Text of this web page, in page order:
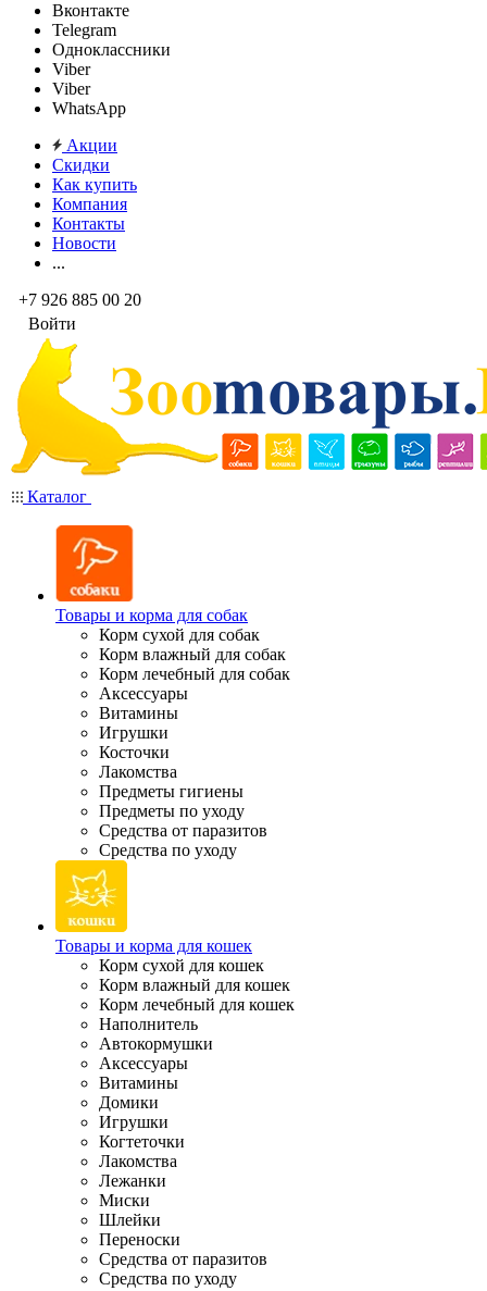
Вконтакте
Telegram
Одноклассники
Viber
Viber
WhatsApp
Акции
Скидки
Как купить
Компания
Контакты
Новости
...
+7 926 885 00 20
Войти
Каталог
Товары и корма для собак
Корм сухой для собак
Корм влажный для собак
Корм лечебный для собак
Аксессуары
Витамины
Игрушки
Косточки
Лакомства
Предметы гигиены
Предметы по уходу
Средства от паразитов
Средства по уходу
Товары и корма для кошек
Корм сухой для кошек
Корм влажный для кошек
Корм лечебный для кошек
Наполнитель
Автокормушки
Аксессуары
Витамины
Домики
Игрушки
Когтеточки
Лакомства
Лежанки
Миски
Шлейки
Переноски
Средства от паразитов
Средства по уходу